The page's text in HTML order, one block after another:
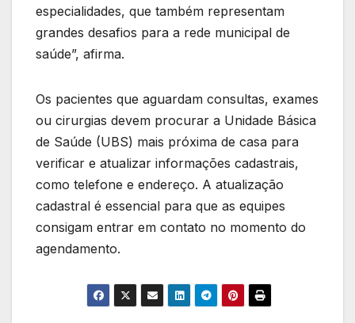
especialidades, que também representam
grandes desafios para a rede municipal de
saúde”, afirma.
Os pacientes que aguardam consultas, exames
ou cirurgias devem procurar a Unidade Básica
de Saúde (UBS) mais próxima de casa para
verificar e atualizar informações cadastrais,
como telefone e endereço. A atualização
cadastral é essencial para que as equipes
consigam entrar em contato no momento do
agendamento.